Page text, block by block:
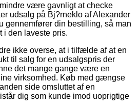
være gavnligt at checke
udsalg på Bj?rneklo af Alexander
gennemfører din bestilling, så man
i den laveste pris.
ikke overse, at i tilfælde af at en
til salg for en udsalgspris der
det mange gange være en
virksomhed. Køb med gængse
side omsluttet af en
dig som kunde imod uoprigtige